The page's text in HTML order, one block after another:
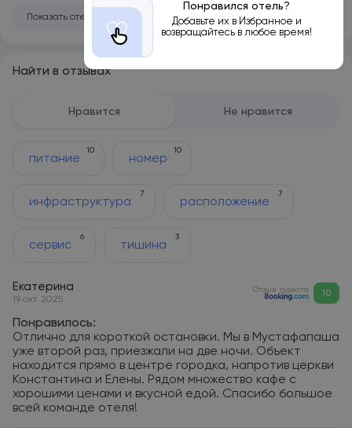
Понравился отель?
Добавьте их в Избранное и
возвращайтесь в любое время!
Показать отель на карте
Найти в отзывах
Нравится Не нравится
питание
10
номер
10
инфраструктура
7
расположение
7
сервис
6
тишина
3
Екатерина
19 окт. 2025
Отзыв туриста 10
Понравилось:
Отлично для короткой остановки. Мы в Мустафапаша
уже второй раз, приезжали на две ночи. Объект
находится прямо в центре городка, напротив церкви
Константина и Елены. Рядом множество кафе с
хорошими ценами и вкусной едой. Спасибо большое
всей команде отеля!